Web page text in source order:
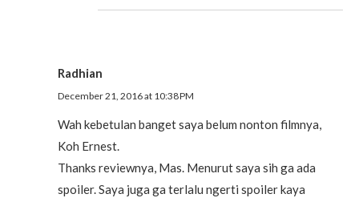
Radhian
December 21, 2016 at 10:38 PM
Wah kebetulan banget saya belum nonton filmnya,
Koh Ernest.
Thanks reviewnya, Mas. Menurut saya sih ga ada
spoiler. Saya juga ga terlalu ngerti spoiler kaya